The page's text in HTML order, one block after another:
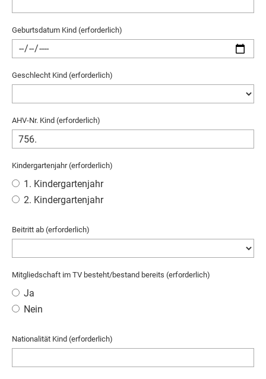
Geburtsdatum Kind (erforderlich)
Geschlecht Kind (erforderlich)
AHV-Nr. Kind (erforderlich)
Kindergartenjahr (erforderlich)
1. Kindergartenjahr
2. Kindergartenjahr
Beitritt ab (erforderlich)
Mitgliedschaft im TV besteht/bestand bereits (erforderlich)
Ja
Nein
Nationalität Kind (erforderlich)